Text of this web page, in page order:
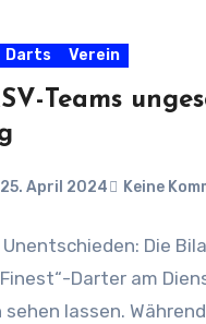
Darts Verein
Teams
25. April 2024 Keine
Unentschieden: Die
Darter am
lassen.